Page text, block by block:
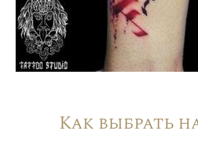
Как выбрать